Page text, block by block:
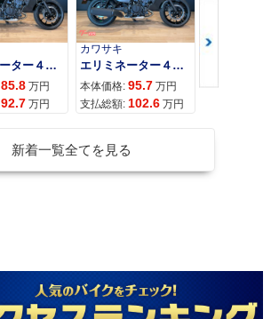
エリミネーター４００
85.8 万円
92.7 万円
カワサキ
エリミネーター４００ＳＥ
本体価格: 95.7 万円
支払総額: 102.6 万円
カワサキ
本体価格:
新着一覧全てを見る